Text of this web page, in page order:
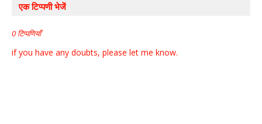
एक टिप्पणी भेजें
0 टिप्पणियाँ
if you have any doubts, please let me know.